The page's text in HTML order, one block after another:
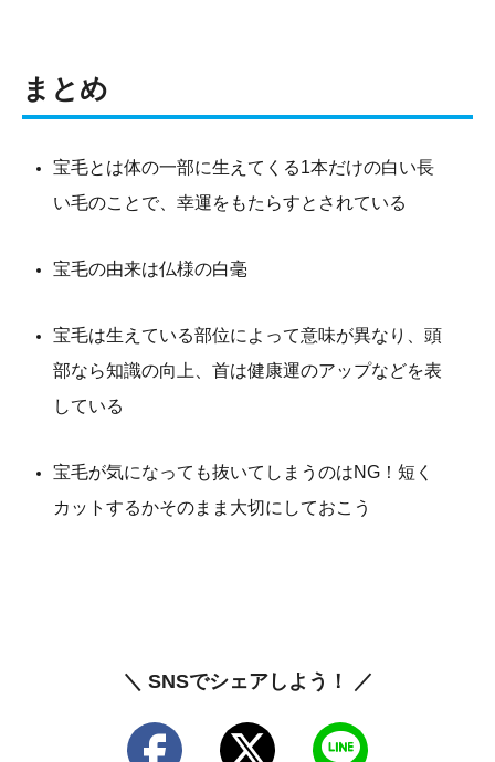
まとめ
宝毛とは体の一部に生えてくる1本だけの白い長
い毛のことで、幸運をもたらすとされている
宝毛の由来は仏様の白毫
宝毛は生えている部位によって意味が異なり、頭
部なら知識の向上、首は健康運のアップなどを表
している
宝毛が気になっても抜いてしまうのはNG！短く
カットするかそのまま大切にしておこう
＼ SNSでシェアしよう！ ／